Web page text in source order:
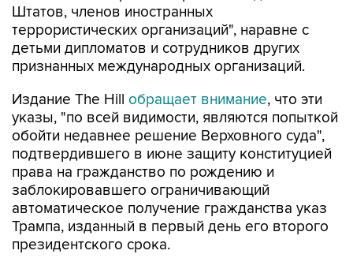
Штатов, членов иностранных
террористических организаций", наравне с
детьми дипломатов и сотрудников других
признанных международных организаций.
Издание The Hill обращает внимание, что эти
указы, "по всей видимости, являются попыткой
обойти недавнее решение Верховного суда",
подтвердившего в июне защиту конституцией
права на гражданство по рождению и
заблокировавшего ограничивающий
автоматическое получение гражданства указ
Трампа, изданный в первый день его второго
президентского срока.